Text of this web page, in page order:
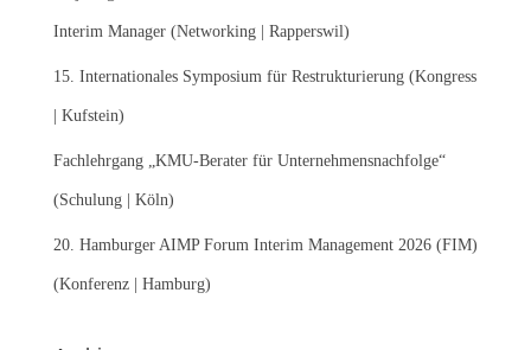
Interim Manager (Networking | Rapperswil)
15. Internationales Symposium für Restrukturierung (Kongress
| Kufstein)
Fachlehrgang „KMU-Berater für Unternehmensnachfolge“
(Schulung | Köln)
20. Hamburger AIMP Forum Interim Management 2026 (FIM)
(Konferenz | Hamburg)